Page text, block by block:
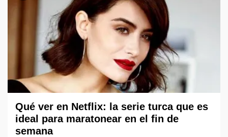
Qué ver en Netflix: la serie turca que es
ideal para maratonear en el fin de
semana